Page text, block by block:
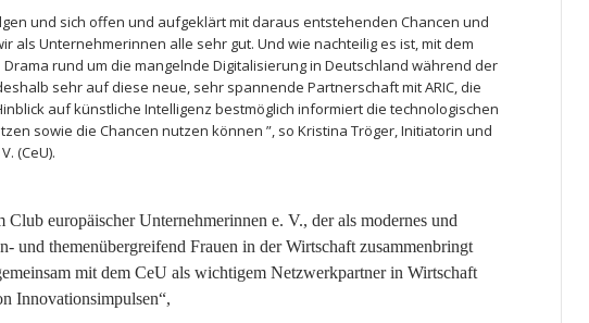
und sich offen und aufgeklärt mit daraus entstehenden Chancen und
Unternehmerinnen alle sehr gut. Und wie nachteilig es ist, mit dem
rund um die mangelnde Digitalisierung in Deutschland während der
sehr auf diese neue, sehr spannende Partnerschaft mit ARIC, die
auf künstliche Intelligenz bestmöglich informiert die technologischen
sowie die Chancen nutzen können ”, so Kristina Tröger, Initiatorin und
(CeU).
europäischer Unternehmerinnen e. V., der als modernes und
und themenübergreifend Frauen in der Wirtschaft zusammenbringt
mit dem CeU als wichtigem Netzwerkpartner in Wirtschaft
Innovationsimpulsen“,